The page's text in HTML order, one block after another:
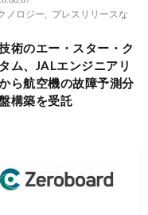
ノロジー
プレスリリースな
術のエー・スター・ク
ム、JALエンジニアリ
ら航空機の故障予測分
構築を受託